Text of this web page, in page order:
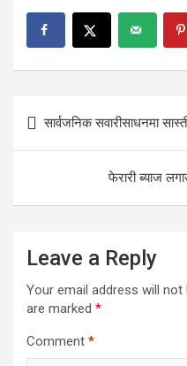
navigation
सार्वजनिक सवारीसाधनमा
फेरारी ब्याज
Leave a Reply
Your email address will not
are marked *
Comment *